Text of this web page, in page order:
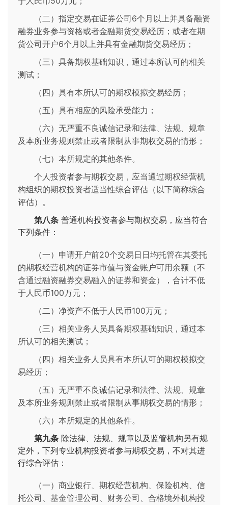
（二）指定交易在证券公司6个月以上并具备融资
融券业务参与资格或者金融期货交易经历；或者在期
货公司开户6个月以上并具有金融期货交易经历；
（三）具备期权基础知识，通过本所认可的相关
测试；
（四）具有本所认可的期权模拟交易经历；
（五）具有相应的风险承受能力；
（六）无严重不良诚信记录和法律、法规、规章
及本所业务规则禁止或者限制从事期权交易的情形；
（七）本所规定的其他条件。
个人投资者参与期权交易，应当通过期权经营机
构组织的期权投资者适当性综合评估（以下简称综合
评估）。
第八条 普通机构投资者参与期权交易，应当符合
下列条件：
（一）申请开户前20个交易日日均托管在其委托
的期权经营机构的证券市值与资金账户可用余额（不
含通过融资融券交易融入的证券和资金），合计不低
于人民币100万元；
（二）净资产不低于人民币100万元；
（三）相关业务人员具备期权基础知识，通过本
所认可的相关测试；
（四）相关业务人员具有本所认可的期权模拟交
易经历；
（五）无严重不良诚信记录和法律、法规、规章
及本所业务规则禁止或者限制从事期权交易的情形；
（六）本所规定的其他条件。
第九条 除法律、法规、规章以及监管机构另有规
定外，下列专业机构投资者参与期权交易，不对其进
行综合评估：
（一）商业银行、期权经营机构、保险机构、信
托公司、基金管理公司、财务公司、合格境外机构投